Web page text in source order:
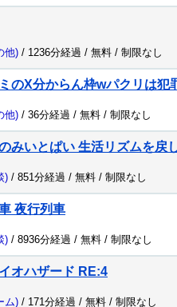
他) / 1236分経過 / 無料 / 制限なし
のX分からん枠wパクリは犯
他) / 36分経過 / 無料 / 制限なし
みいとぱい 生活リズムを戻
) / 851分経過 / 無料 / 制限なし
夜行列車
) / 8936分経過 / 無料 / 制限なし
オハザード RE:4
ム) / 171分経過 / 無料 / 制限なし